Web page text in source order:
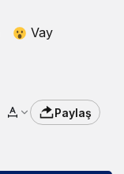
Vay
Paylaş